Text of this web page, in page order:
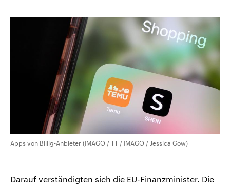
Audio-Archiv
Apps von Billig-Anbieter (IMAGO / TT / IMAGO / Jessica Gow)
Darauf verständigten sich die EU-Finanzminister. Die